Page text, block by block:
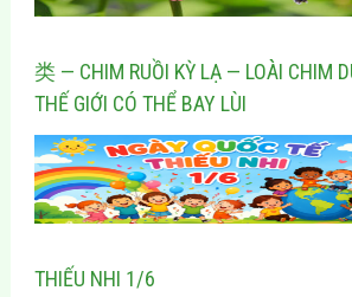
类 — CHIM RUỒI KỲ LẠ — LOÀI CHIM
THẾ GIỚI CÓ THỂ BAY LÙI
THIẾU NHI 1/6